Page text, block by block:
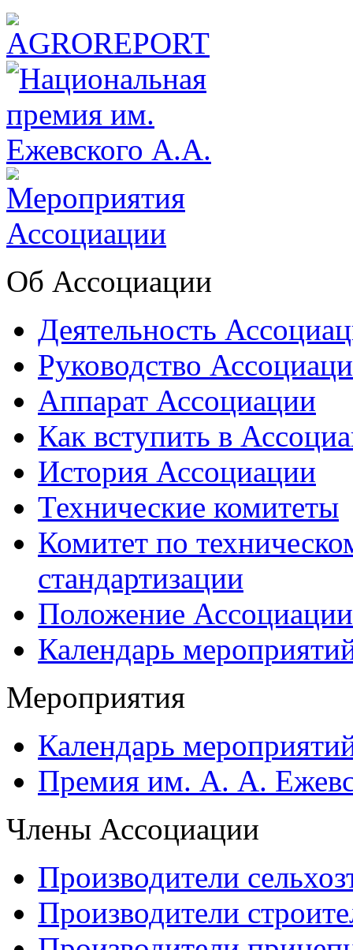
Об Ассоциации
Деятельность
Руководство
Аппарат Ассоциации
Как вступить в
История Ассоциации
Технические комитеты
Комитет по
стандартизации
Положение
Календарь
Мероприятия
Календарь
Премия им. А. А.
Члены Ассоциации
Производители
Производители